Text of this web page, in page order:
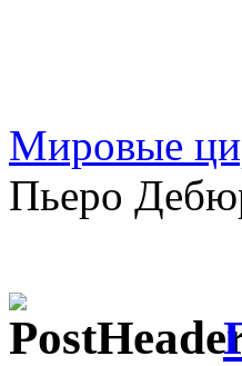
Мировые
Пьеро